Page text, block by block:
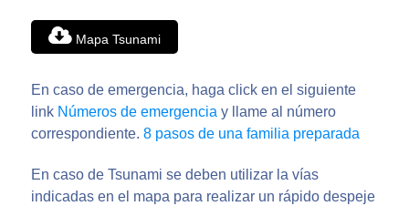
Mapa Tsunami
En caso de emergencia, haga click en el siguiente
link Números de emergencia y llame al número
correspondiente. 8 pasos de una familia preparada
En caso de Tsunami se deben utilizar la vías
indicadas en el mapa para realizar un rápido despeje